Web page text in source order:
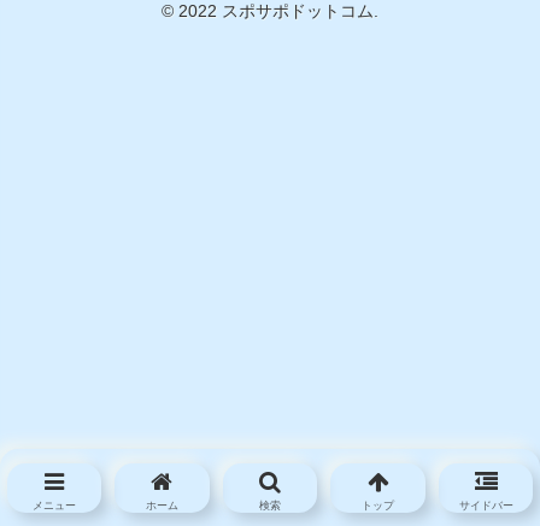
© 2022 スポサポドットコム.
メニュー ホーム 検索 トップ サイドバー